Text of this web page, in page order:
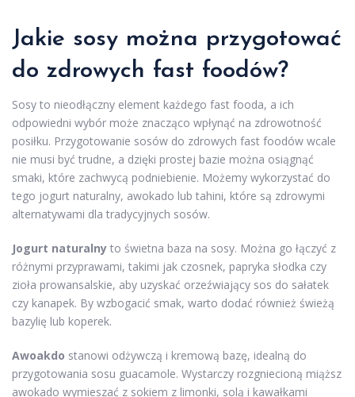
Jakie sosy można przygotować
do zdrowych fast foodów?
Sosy to nieodłączny element każdego fast fooda, a ich
odpowiedni wybór może znacząco wpłynąć na zdrowotność
posiłku. Przygotowanie sosów do zdrowych fast foodów wcale
nie musi być trudne, a dzięki prostej bazie można osiągnąć
smaki, które zachwycą podniebienie. Możemy wykorzystać do
tego jogurt naturalny, awokado lub tahini, które są zdrowymi
alternatywami dla tradycyjnych sosów.
Jogurt naturalny to świetna baza na sosy. Można go łączyć z
różnymi przyprawami, takimi jak czosnek, papryka słodka czy
zioła prowansalskie, aby uzyskać orzeźwiający sos do sałatek
czy kanapek. By wzbogacić smak, warto dodać również świeżą
bazylię lub koperek.
Awoakdo stanowi odżywczą i kremową bazę, idealną do
przygotowania sosu guacamole. Wystarczy rozgniecioną miąższ
awokado wymieszać z sokiem z limonki, solą i kawałkami